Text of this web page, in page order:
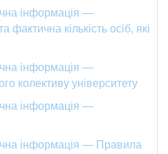
інформація —
фактична кількість осіб, які
інформація —
колективу університету
інформація —
інформація — Правила